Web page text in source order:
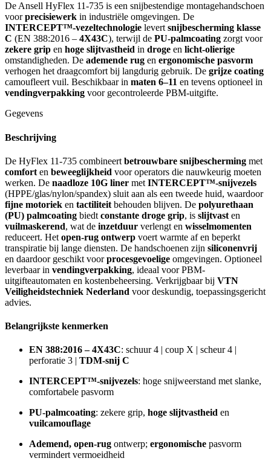
De Ansell HyFlex 11-735 is een snijbestendige montagehandschoen
voorprecisiewerk in industriële omgevingen. De
INTERCEPT™-vezeltechnologie levert snijbescherming klasse
C (EN 388:2016 – 4X43C), terwijl de PU-palmcoating zorgt voor
zekere grip en hoge slijtvastheid in droge en licht-olierige
omstandigheden. De ademende rug en ergonomische pasvorm
verhogen het draagcomfort bij langdurig gebruik. De grijze coating
camoufleert vuil. Beschikbaar in maten 6–11 en tevens optioneel in
vendingverpakking voor gecontroleerde PBM-uitgifte.
Gegevens
Beschrijving
De HyFlex 11-735 combineert betrouwbare snijbescherming met
comfort en beweeglijkheid voor operators die nauwkeurig moeten
werken. De naadloze 10G liner met INTERCEPT™-snijvezels
(HPPE/glas/nylon/spandex) sluit aan als een tweede huid, waardoor
fijne motoriek en tactiliteit behouden blijven. De polyurethaan
(PU) palmcoating biedt constante droge grip, is slijtvast en
vuilmaskerend, wat de inzetduur verlengt en wisselmomenten
reduceert. Het open-rug ontwerp voert warmte af en beperkt
transpiratie bij lange diensten. De handschoenen zijn siliconenvrij
en daardoor geschikt voorprocesgevoelige omgevingen. Optioneel
leverbaar in vendingverpakking, ideaal voor PBM-
uitgifteautomaten en kostenbeheersing. Verkrijgbaar bij VTN
Veiligheidstechniek Nederland voor deskundig, toepassingsgericht
advies.
Belangrijkste kenmerken
EN 388:2016 – 4X43C: schuur 4 | coup X | scheur 4 |
perforatie 3 | TDM-snij C
INTERCEPT™-snijvezels: hoge snijweerstand met slanke,
comfortabele pasvorm
PU-palmcoating: zekere grip, hoge slijtvastheid en
vuilcamouflage
Ademend, open-rug ontwerp; ergonomische pasvorm
vermindert vermoeidheid